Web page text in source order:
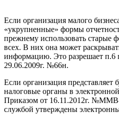
Если организация малого
«укрупненные» формы
прежнему использовать старые
всех. В них она может
информацию. Это разрешает п.6
29.06.2009г. №66н.
Если организация представляет
налоговые органы в
Приказом от 16.11.2012г.
службой утверждены